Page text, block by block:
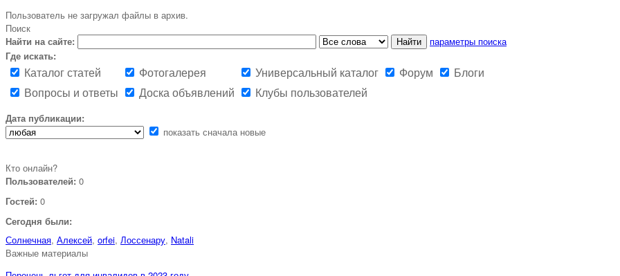
Пользователь не загружал файлы в архив.
Поиск
Найти на сайте:
параметры поиска
Где искать:
Каталог статей Фотогалерея Универсальный каталог Форум
Блоги
Вопросы и ответы
Доска объявлений Клубы пользователей
Дата публикации:
показать сначала новые
Кто онлайн?
Пользователей: 0
Гостей: 0
Сегодня были:
Солнечная, Алексей, orfei, Лоссенару, Natali
Важные материалы